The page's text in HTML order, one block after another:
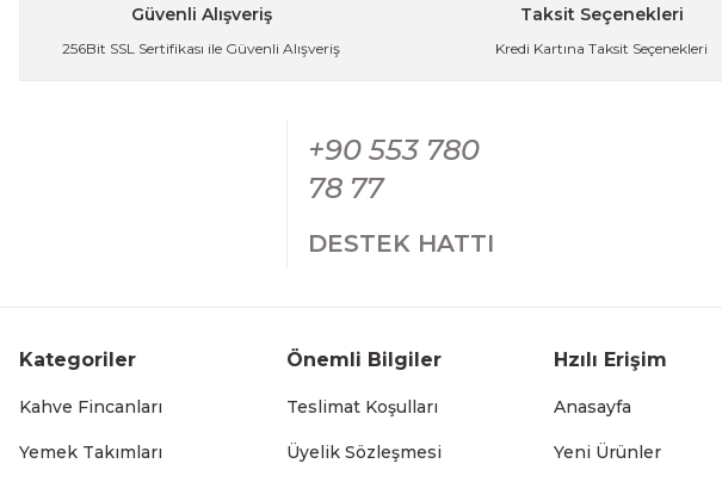
274,99 TL
227,49 TL
Güvenli Alışveriş
256Bit SSL Sertifikası ile Güvenli Alışveriş
Taksit Seçenekleri
Kredi Kartına Taksit Seçenekleri
+90 553 780
78 77
DESTEK HATTI
Kategoriler
Kahve Fincanları
Yemek Takımları
Önemli Bilgiler
Teslimat Koşulları
Üyelik Sözleşmesi
Hzılı Erişim
Anasayfa
Yeni Ürünler